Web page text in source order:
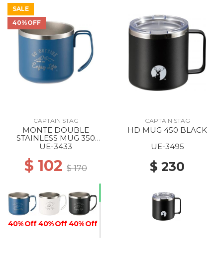
SALE
40%OFF
CAPTAIN STAG
MONTE DOUBLE
STAINLESS MUG 350
BLUE
UE-3433
$ 102 $ 170
40% Off 40% Off 40% Off
CAPTAIN STAG
HD MUG 450 BLACK
UE-3495
$ 230